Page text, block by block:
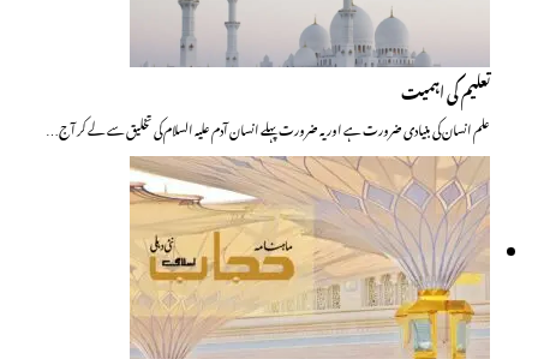
تعلیم کی اہمیت
علم انسان کی بنیادی ضرورت ہے اور یہ ضرورت پہلے انسان آدم علیہ السلام کی تخلیق سے لے کر آج…